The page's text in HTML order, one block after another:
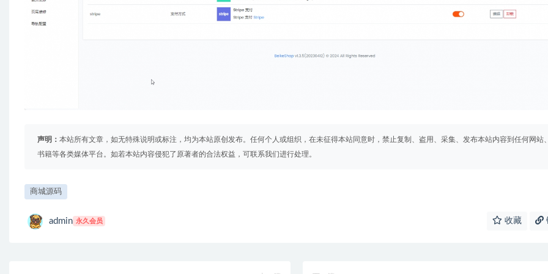
声明： 本站所有文章，如无特殊说明或标注，均为本站原创发布。任何个人或组织，在未征得本站同意时，禁止复制、盗用、采集、发布本站内容到任何网站
书籍等各类媒体平台。如若本站内容侵犯了原著者的合法权益，可联系我们进行处理。
商城源码
admin 永久会员 收藏